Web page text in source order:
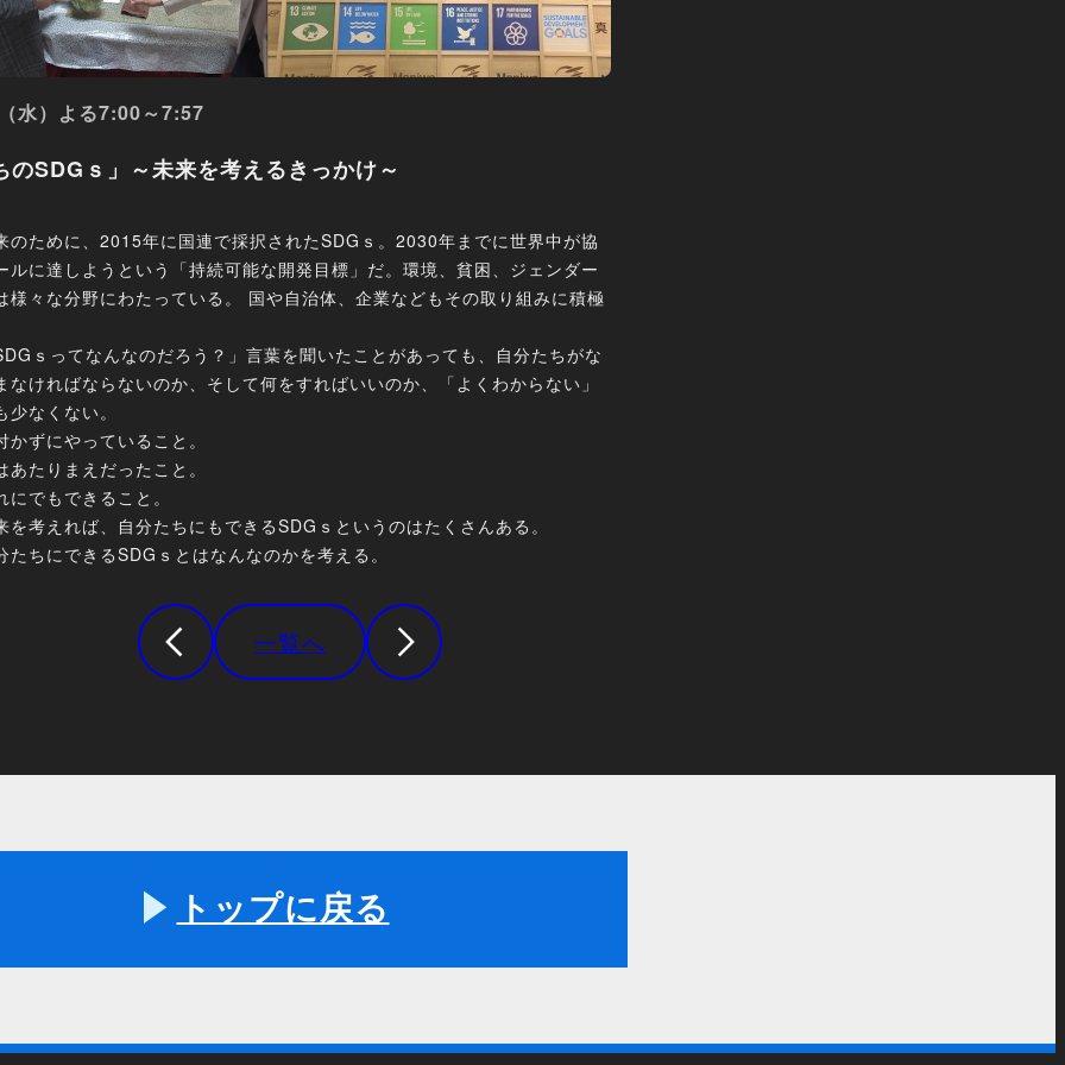
水）よる7:00～7:57
のSDGｓ」～未来を考えるきっかけ～
のために、2015年に国連で採択されたSDGｓ。2030年までに世界中が協
ルに達しようという「持続可能な開発目標」だ。環境、貧困、ジェンダー
様々な分野にわたっている。 国や自治体、企業などもその取り組みに積極
ｓってなんなのだろう？」言葉を聞いたことがあっても、自分たちがな
なければならないのか、そして何をすればいいのか、「よくわからない」
なくない。
かずにやっていること。
あたりまえだったこと。
にでもできること。
を考えれば、自分たちにもできるSDGｓというのはたくさんある。
たちにできるSDGｓとはなんなのかを考える。
一覧へ
トップに戻る